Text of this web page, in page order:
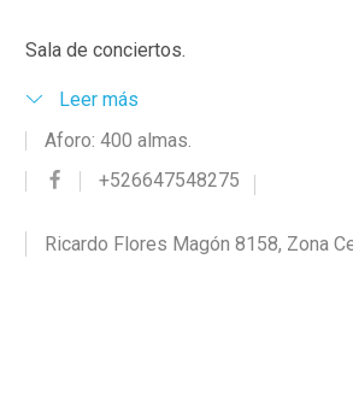
Sala de conciertos.
Leer más
Aforo: 400 almas.
+526647548275
Ricardo Flores Magón 8158, Zona